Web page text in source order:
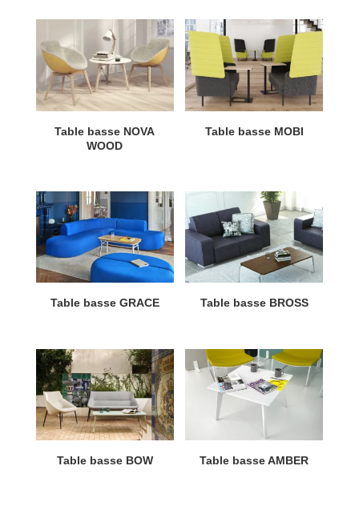
Table basse NOVA
WOOD
Table basse MOBI
Table basse GRACE Table basse BROSS
Table basse BOW Table basse AMBER